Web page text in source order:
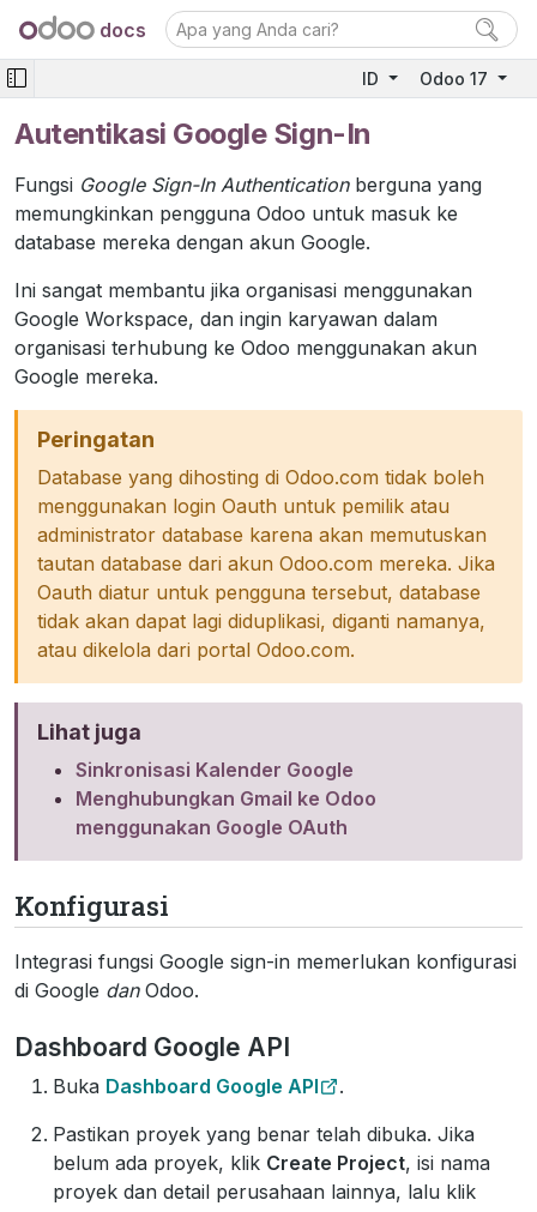
docs
ID Odoo 17
Autentikasi Google Sign-In
Fungsi Google Sign-In Authenticationberguna yang
memungkinkan pengguna Odoo untuk masuk ke
database mereka dengan akun Google.
Ini sangat membantu jika organisasi menggunakan
Google Workspace, dan ingin karyawan dalam
organisasi terhubung ke Odoo menggunakan akun
Google mereka.
Peringatan
Database yang dihosting di Odoo.com tidak boleh
menggunakan login Oauth untuk pemilik atau
administrator database karena akan memutuskan
tautan database dari akun Odoo.com mereka. Jika
Oauth diatur untuk pengguna tersebut, database
tidak akan dapat lagi diduplikasi, diganti namanya,
atau dikelola dari portal Odoo.com.
Lihat juga
Sinkronisasi Kalender Google
Menghubungkan Gmail ke Odoo
menggunakan Google OAuth
Konfigurasi
Integrasi fungsi Google sign-in memerlukan konfigurasi
di Google danOdoo.
Dashboard Google API
Buka Dashboard Google API
.
Pastikan proyek yang benar telah dibuka. Jika
belum ada proyek, klik Create Project, isi nama
proyek dan detail perusahaan lainnya, lalu klik